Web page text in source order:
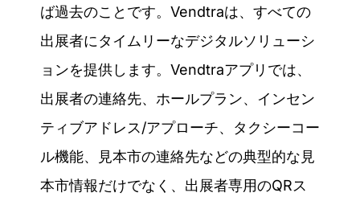
ば過去のことです。Vendtraは、すべての
出展者にタイムリーなデジタルソリューシ
ョンを提供します。Vendtraアプリでは、
出展者の連絡先、ホールプラン、インセン
ティブアドレス/アプローチ、タクシーコー
ル機能、見本市の連絡先などの典型的な見
本市情報だけでなく、出展者専用のQRス